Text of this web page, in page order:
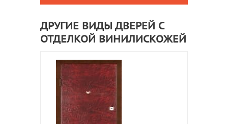
ДРУГИЕ ВИДЫ ДВЕРЕЙ С
ОТДЕЛКОЙ ВИНИЛИСКОЖЕЙ